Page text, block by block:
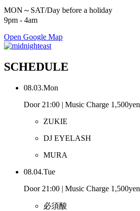
MON～SAT/Day before a holiday
9pm - 4am
Open Google Map
SCHEDULE
08.03.Mon
Door 21:00 | Music Charge 1,500yen
ZUKIE
DJ EYELASH
MURA
08.04.Tue
Door 21:00 | Music Charge 1,500yen
必須酸